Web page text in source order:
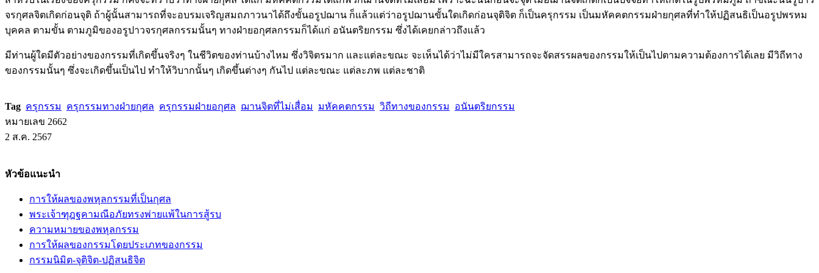
จรกุศลจิตเกิดก่อนจุติ ถ้าผู้นั้นสามารถที่จะอบรมเจริญสมถภาวนาได้ถึงขั้นอรูปฌาน ก็แล้วแต่ว่าอรูปฌานขั้นใดเกิดก่อนจุติจิต ก็เป็นครุกรรม เป็นมหัคคตกรรมฝ่ายกุศลที่ทำให้ปฏิสนธิเป็นอรูปพรหม
บุคคล ตามขั้น ตามภูมิของอรูปาวจรกุศลกรรมนั้นๆ ทางฝ่ายอกุศลกรรมก็ได้แก่ อนันตริยกรรม ซึ่งได้เคยกล่าวถึงแล้ว
มีท่านผู้ใดมีตัวอย่างของกรรมที่เกิดขึ้นจริงๆ ในชีวิตของท่านบ้างไหม ซึ่งวิจิตรมาก และแต่ละขณะ จะเห็นได้ว่าไม่มีใครสามารถจะจัดสรรผลของกรรมให้เป็นไปตามความต้องการได้เลย มีวิถีทาง
ของกรรมนั้นๆ ซึ่งจะเกิดขึ้นเป็นไป ทำให้วิบากนั้นๆ เกิดขึ้นต่างๆ กันไป แต่ละขณะ แต่ละภพ แต่ละชาติ
Tag ครุกรรม ครุกรรมทางฝ่ายกุศล ครุกรรมฝ่ายอกุศล ฌานจิตที่ไม่เสื่อม มหัคคตกรรม วิถีทางของกรรม
อนันตริยกรรม
หมายเลข 2662
2 ส.ค. 2567
หัวข้อแนะนำ
การให้ผลของพหุลกรรมที่เป็นกุศล
พระเจ้าฑุฎฐคามณีอภัยทรงพ่ายแพ้ในการสู้รบ
ความหมายของพหุลกรรม
การให้ผลของกรรมโดยประเภทของกรรม
กรรมนิมิต-จุติจิต-ปฏิสนธิจิต